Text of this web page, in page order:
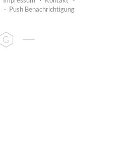
· Push Benachrichtigung